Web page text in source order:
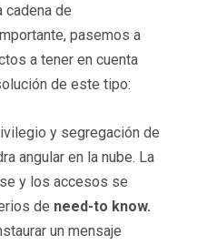
cadena de
pasemos a
a tener en cuenta
de este tipo:
y segregación de
angular en la nube. La
y los accesos se
de need-to know.
un mensaje